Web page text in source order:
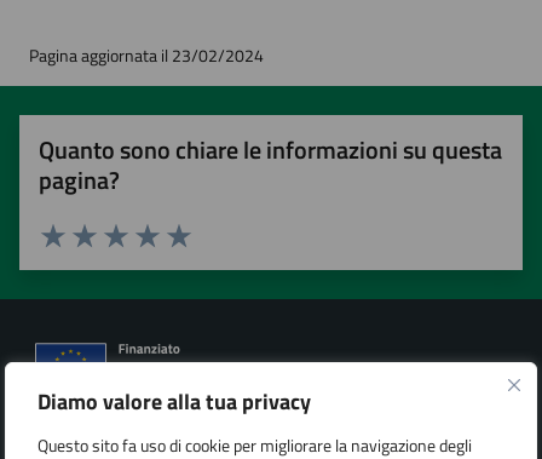
Diamo valore alla tua privacy
Questo sito fa uso di cookie per migliorare la navigazione degli
Pagina aggiornata il 23/02/2024
Quanto sono chiare le informazioni su questa
pagina?
Valuta 5 stelle su 5
Valuta 4 stelle su 5
Valuta 3 stelle su 5
Valuta 2 stelle su 5
Valuta 1 stelle su 5
Città di Arona